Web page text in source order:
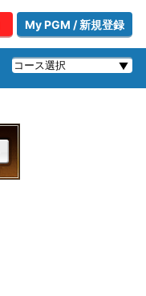
My PGM / 新規登録